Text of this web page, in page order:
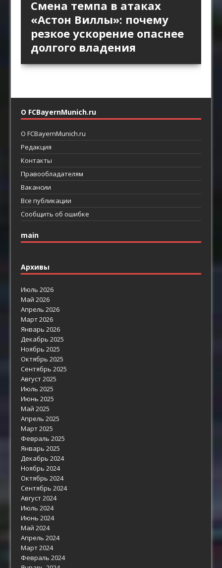
«Интер» против высокой
линии «Барселоны»:
пространство за защитой
как главный ресурс атаки
Длинный пас и борьба за
второй мяч: зачем клубы
Английской премьер-лиги
возвращают прямой
футбол
Стандарты «Арсенала»
как продолжение
позиционной атаки
Смена темпа в атаках
«Астон Виллы»: почему
резкое ускорение опаснее
долгого владения
«Брага» против
персонального прессинга:
как ротации освобождают
пространство между
линиями
О FCBayernMunich.ru
О FCBayernMunich.ru
Редакция
Контакты
Правообладателям
Вакансии
Все публикации
Сообщить об ошибке
main
Архивы
Июль 2026
Май 2026
Апрель 2026
Март 2026
Январь 2026
Декабрь 2025
Ноябрь 2025
Октябрь 2025
Сентябрь 2025
Август 2025
Июль 2025
Июнь 2025
Май 2025
Апрель 2025
Март 2025
Февраль 2025
Январь 2025
Декабрь 2024
Ноябрь 2024
Октябрь 2024
Сентябрь 2024
Август 2024
Июль 2024
Июнь 2024
Май 2024
Апрель 2024
Март 2024
Февраль 2024